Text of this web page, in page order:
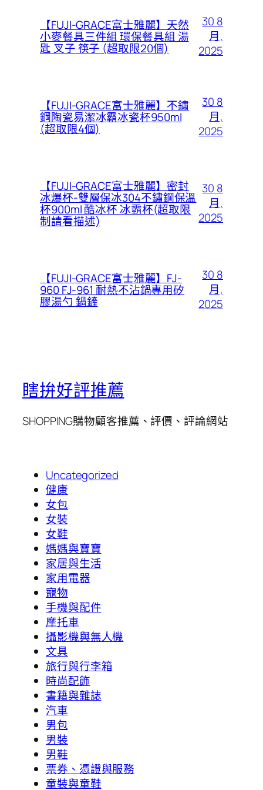
【FUJI-GRACE富士雅麗】天然
小麥餐具三件組 環保餐具組 湯
匙 叉子 筷子 (超取限20個)
30 8
月,
2025
【FUJI-GRACE富士雅麗】不鏽
鋼陶瓷易潔冰霸冰瓷杯950ml
(超取限4個)
30 8
月,
2025
【FUJI-GRACE富士雅麗】密封
冰爆杯-雙層保冰304不鏽鋼保溫
杯900ml 酷冰杯 冰霸杯(超取限
制請看描述)
30 8
月,
2025
【FUJI-GRACE富士雅麗】FJ-
960 FJ-961 耐熱不沾鍋專用矽
膠湯勺 鍋鏟
30 8
月,
2025
瞎拚好評推薦
SHOPPING購物顧客推薦、評價、評論網站
Uncategorized
健康
女包
女裝
女鞋
媽媽與寶寶
家居與生活
家用電器
寵物
手機與配件
摩托車
攝影機與無人機
文具
旅行與行李箱
時尚配飾
書籍與雜誌
汽車
男包
男裝
男鞋
票券、憑證與服務
童裝與童鞋